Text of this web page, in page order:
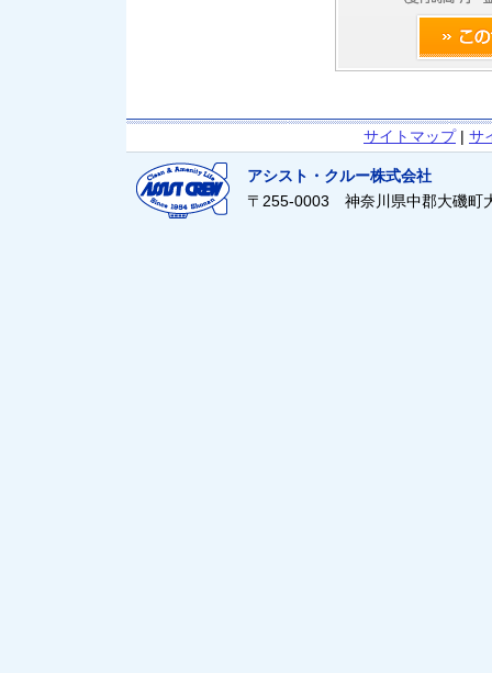
サイトマップ| サ
アシスト・クルー株式会社
〒255-0003 神奈川県中郡大磯